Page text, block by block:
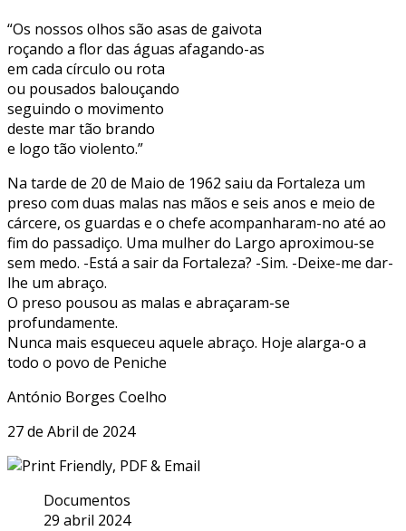
“Os nossos olhos são asas de gaivota
roçando a flor das águas afagando-as
em cada círculo ou rota
ou pousados balouçando
seguindo o movimento
deste mar tão brando
e logo tão violento.”
Na tarde de 20 de Maio de 1962 saiu da Fortaleza um
preso com duas malas nas mãos e seis anos e meio de
cárcere, os guardas e o chefe acompanharam-no até ao
fim do passadiço. Uma mulher do Largo aproximou-se
sem medo. -Está a sair da Fortaleza? -Sim. -Deixe-me dar-
lhe um abraço.
O preso pousou as malas e abraçaram-se
profundamente.
Nunca mais esqueceu aquele abraço. Hoje alarga-o a
todo o povo de Peniche
António Borges Coelho
27 de Abril de 2024
Documentos
29 abril 2024